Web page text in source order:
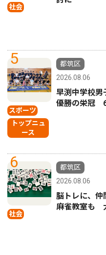
社会
5
スポーツ
トップニュ
ース
都筑区
2026.08.06
早渕中学校
優勝の栄冠
6
社会
都筑区
2026.08.06
脳トレに、
麻雀教室も